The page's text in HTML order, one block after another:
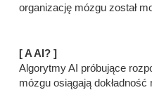
organizację mózgu został
[ A AI? ]
Algorytmy AI próbujące
mózgu osiągają